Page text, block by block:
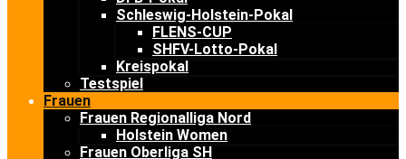
Schleswig-Holstein-Pokal
FLENS-CUP
SHFV-Lotto-Pokal
Kreispokal
Testspiel
Frauen
Frauen Regionalliga Nord
Holstein Women
Frauen Oberliga SH